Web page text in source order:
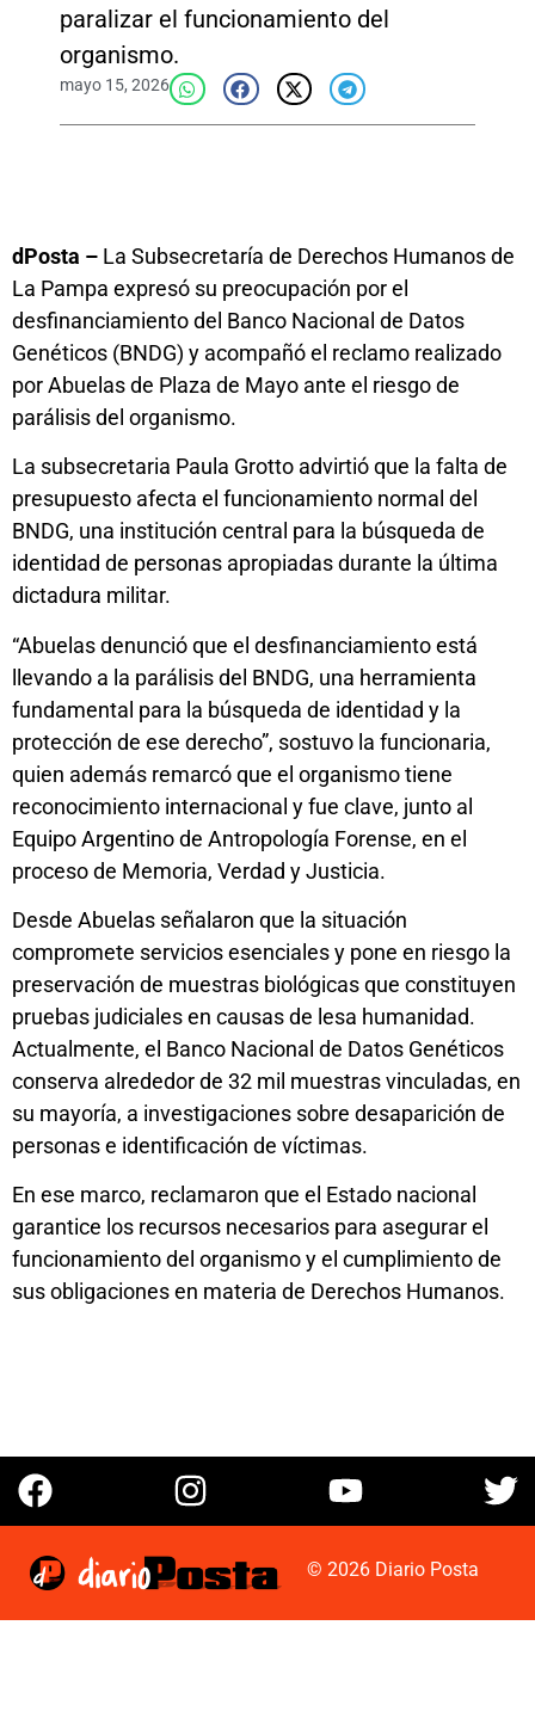
paralizar el funcionamiento del
organismo.
mayo 15, 2026
dPosta – La Subsecretaría de Derechos Humanos de
La Pampa expresó su preocupación por el
desfinanciamiento del Banco Nacional de Datos
Genéticos (BNDG) y acompañó el reclamo realizado
por Abuelas de Plaza de Mayo ante el riesgo de
parálisis del organismo.
La subsecretaria Paula Grotto advirtió que la falta de
presupuesto afecta el funcionamiento normal del
BNDG, una institución central para la búsqueda de
identidad de personas apropiadas durante la última
dictadura militar.
“Abuelas denunció que el desfinanciamiento está
llevando a la parálisis del BNDG, una herramienta
fundamental para la búsqueda de identidad y la
protección de ese derecho”, sostuvo la funcionaria,
quien además remarcó que el organismo tiene
reconocimiento internacional y fue clave, junto al
Equipo Argentino de Antropología Forense, en el
proceso de Memoria, Verdad y Justicia.
Desde Abuelas señalaron que la situación
compromete servicios esenciales y pone en riesgo la
preservación de muestras biológicas que constituyen
pruebas judiciales en causas de lesa humanidad.
Actualmente, el Banco Nacional de Datos Genéticos
conserva alrededor de 32 mil muestras vinculadas, en
su mayoría, a investigaciones sobre desaparición de
personas e identificación de víctimas.
En ese marco, reclamaron que el Estado nacional
garantice los recursos necesarios para asegurar el
funcionamiento del organismo y el cumplimiento de
sus obligaciones en materia de Derechos Humanos.
© 2026 Diario Posta